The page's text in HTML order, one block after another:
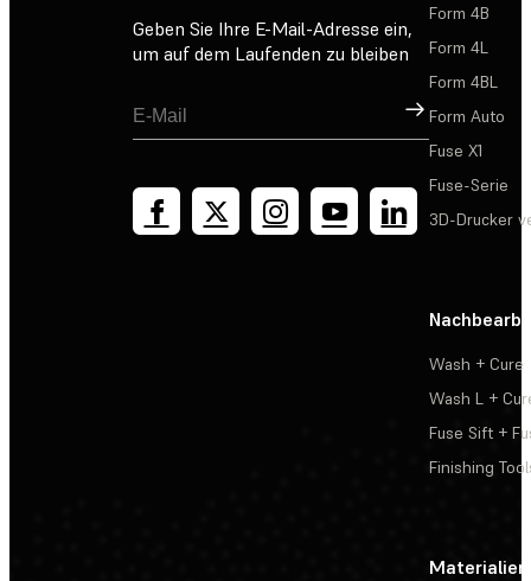
Geben Sie Ihre E-Mail-Adresse ein,
um auf dem Laufenden zu bleiben
Registrieren
Form 4B
Form 4L
Form 4BL
Form Auto
Fuse X1
Fuse-Serie
3D-Drucker
Wash + Cure
Wash L +
Fuse Sift +
Finishing
Materialien